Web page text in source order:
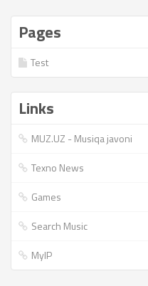
Pages
Test
Links
MUZ.UZ - Musiqa javoni
Texno News
Games
Search Music
MyIP